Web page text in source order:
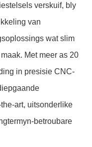
verskuif, bly
van
wat slim
Met meer as 20
in presisie CNC-
art, uitsonderlike
betroubare